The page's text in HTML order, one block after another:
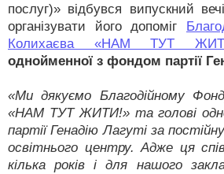
послуг)» відбувся випускний
організувати його допоміг
Колихаєва «НАМ ТУТ
однойменної з фондом партії
«Ми дякуємо Благодійному
«НАМ ТУТ ЖИТИ!» та голові
партії Генадію Лагуті за
освітнього центру. Адже ця
кілька років і для нашого